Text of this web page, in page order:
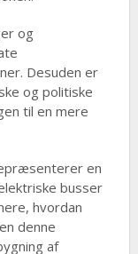
og
Desuden er
og politiske
til en mere
en
busser
hvordan
denne
af